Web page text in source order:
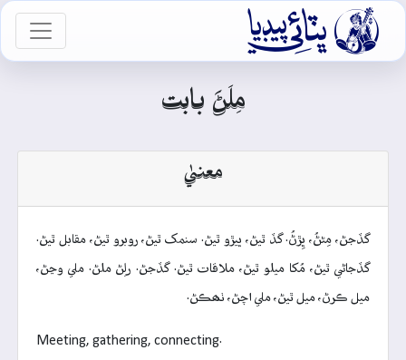

مِلَڻَ بابت
معنيٰ
گڏجڻ، مِڻڻُ، ڀِڙڻُ. گڏ ٿيڻ، ڀيڙو ٿيڻ. سنمک ٿيڻ، روبرو ٿيڻ، مقابل ٿيڻ.
گڏجاڻي ٿيڻ، مُکا ميلو ٿيڻ، ملاقات ٿيڻ. گڏجڻ. رلِڻ ملڻ. ملي وڃڻ،
ميل ڪرڻ، ميل ٿيڻ، ملي اچڻ، ٺھڪڻ.
Meeting, gathering, connecting.